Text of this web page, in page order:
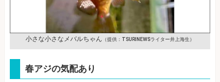
小さな小さなメバルちゃん （提供：TSURINEWSライター井上海生）
春アジの気配あり